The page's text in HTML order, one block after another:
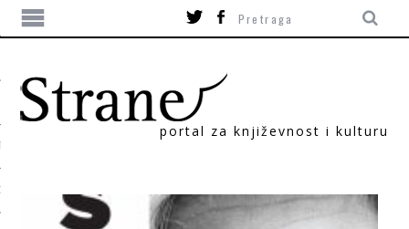
portal za književnost i kulturu